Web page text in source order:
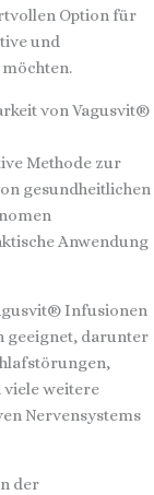
Option für
und
von Vagusvit®
Methode zur
gesundheitlichen
Anwendung
Infusionen
geeignet, darunter
weitere
Nervensystems
der